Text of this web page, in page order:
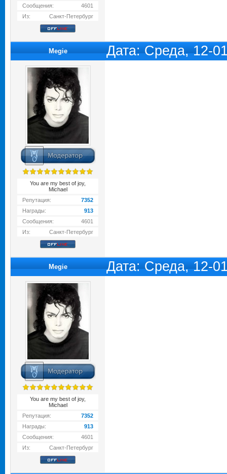
Сообщения:
4601
Из:
Санкт-Петербург
Megie Дата: Среда, 12-
You are my best of joy,
Michael
Репутация:
7352
Награды:
913
Сообщения:
4601
Из:
Санкт-Петербург
Megie Дата: Среда, 12-
You are my best of joy,
Michael
Репутация:
7352
Награды:
913
Сообщения:
4601
Из:
Санкт-Петербург